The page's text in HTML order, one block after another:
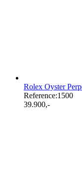
Rolex Oyster
Reference:1500
39.900,-